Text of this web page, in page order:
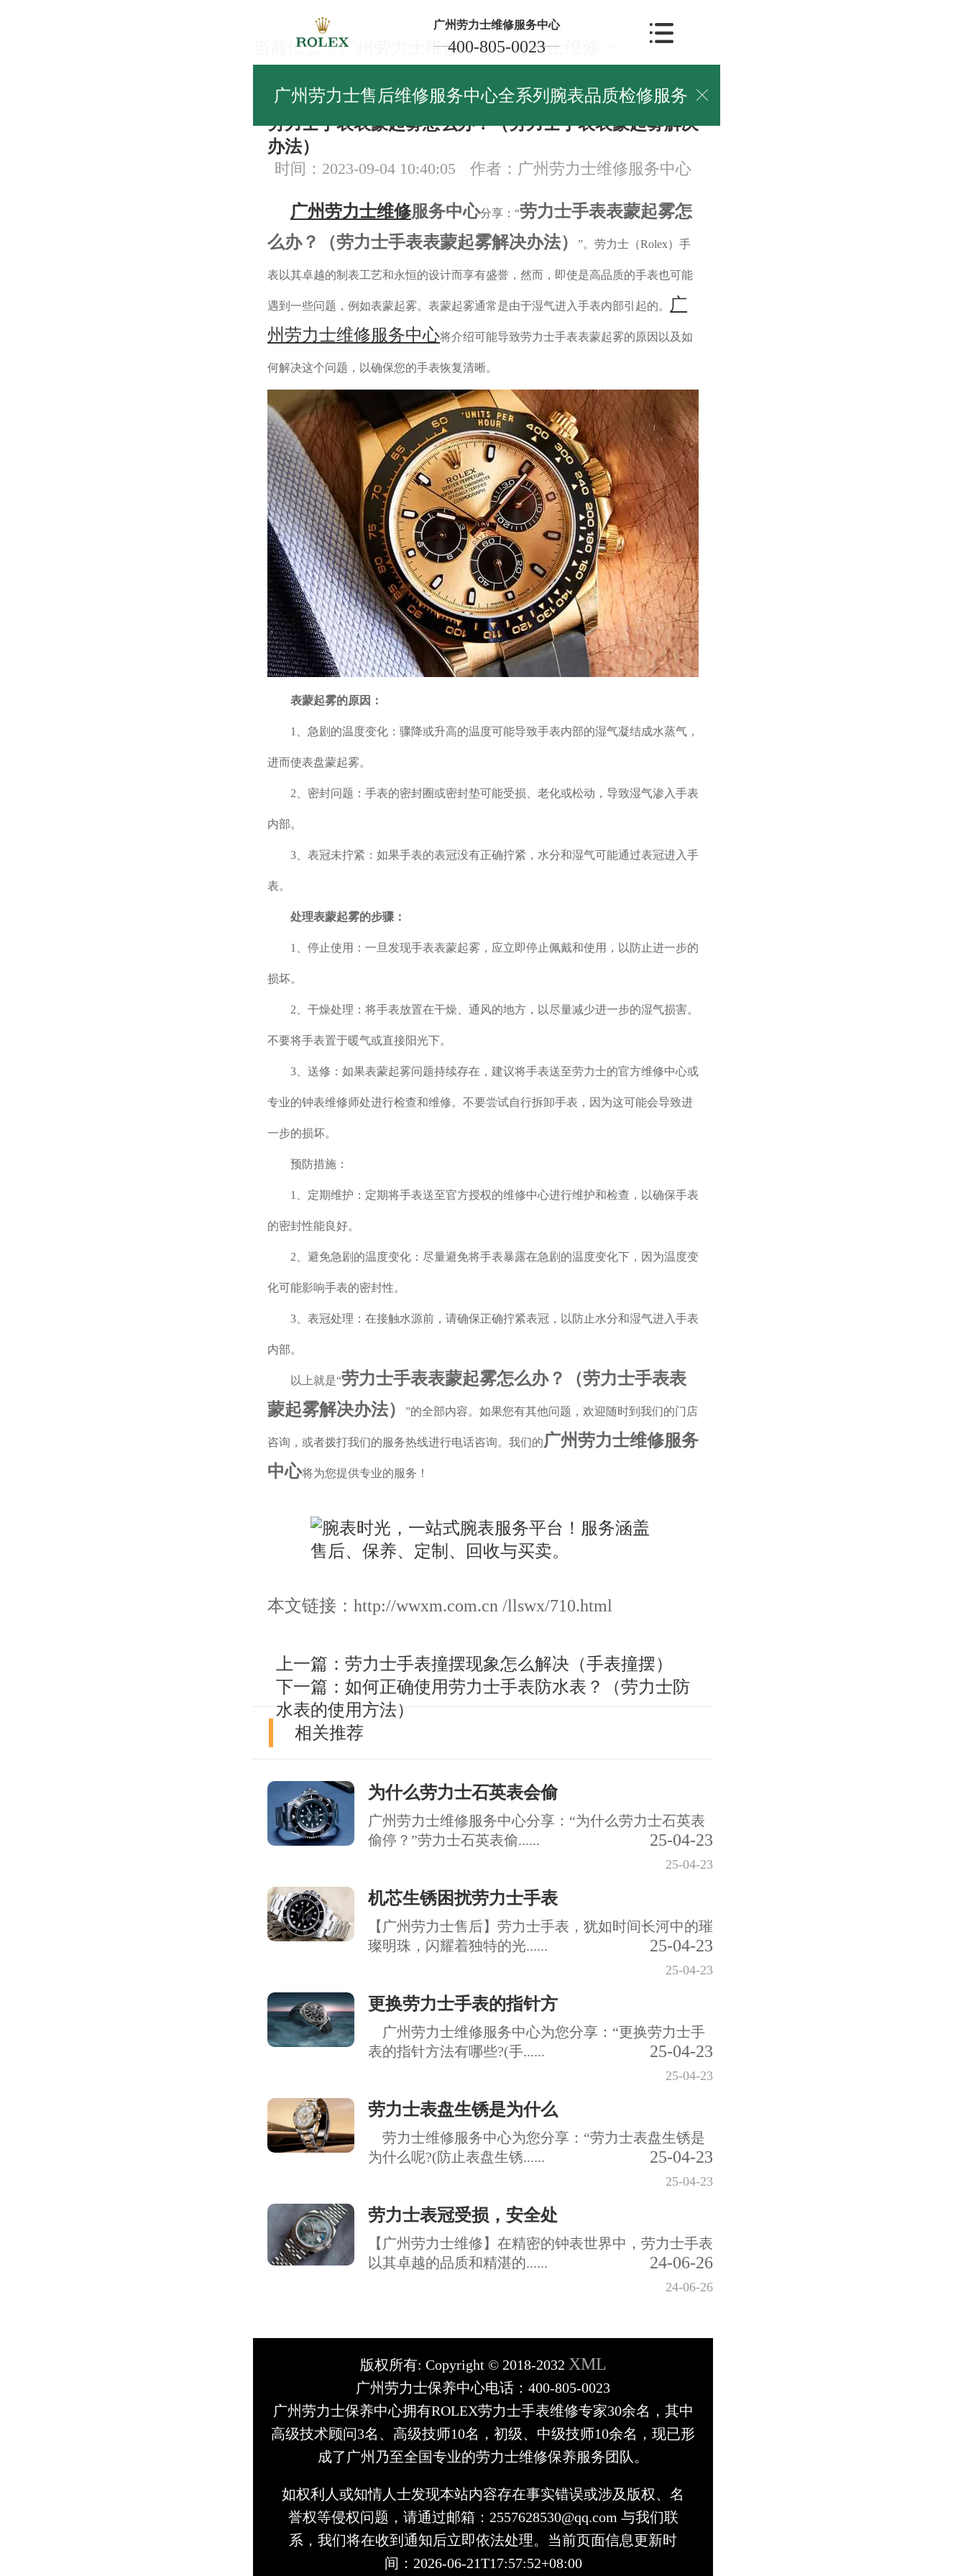
广州劳力士维修服务中心
400-805-0023
广州劳力士售后维修服务中心全系列腕表品质检修服务 
当前位置：广州劳力士维修中心>劳力士维修
劳力士维修
劳力士手表表蒙起雾怎么办？（劳力士手表表蒙起雾解决
办法）
时间：2023-09-04 10:40:05 作者：广州劳力士维修服务中心
广州劳力士维修服务中心分享：“劳力士手表表蒙起雾怎
么办？（劳力士手表表蒙起雾解决办法）
”。劳力士（Rolex）手
表以其卓越的制表工艺和永恒的设计而享有盛誉，然而，即使是高品质的手表也可能
遇到一些问题，例如表蒙起雾。表蒙起雾通常是由于湿气进入手表内部引起的。
广
州劳力士维修服务中心将介绍可能导致劳力士手表表蒙起雾的原因以及如
何解决这个问题，以确保您的手表恢复清晰。
表蒙起雾的原因：
1、急剧的温度变化：骤降或升高的温度可能导致手表内部的湿气凝结成水蒸气，
进而使表盘蒙起雾。
2、密封问题：手表的密封圈或密封垫可能受损、老化或松动，导致湿气渗入手表
内部。
3、表冠未拧紧：如果手表的表冠没有正确拧紧，水分和湿气可能通过表冠进入手
表。
处理表蒙起雾的步骤：
1、停止使用：一旦发现手表表蒙起雾，应立即停止佩戴和使用，以防止进一步的
损坏。
2、干燥处理：将手表放置在干燥、通风的地方，以尽量减少进一步的湿气损害。
不要将手表置于暖气或直接阳光下。
3、送修：如果表蒙起雾问题持续存在，建议将手表送至劳力士的官方维修中心或
专业的钟表维修师处进行检查和维修。不要尝试自行拆卸手表，因为这可能会导致进
一步的损坏。
预防措施：
1、定期维护：定期将手表送至官方授权的维修中心进行维护和检查，以确保手表
的密封性能良好。
2、避免急剧的温度变化：尽量避免将手表暴露在急剧的温度变化下，因为温度变
化可能影响手表的密封性。
3、表冠处理：在接触水源前，请确保正确拧紧表冠，以防止水分和湿气进入手表
内部。
以上就是“劳力士手表表蒙起雾怎么办？（劳力士手表表
蒙起雾解决办法）
”的全部内容。如果您有其他问题，欢迎随时到我们的门店
咨询，或者拨打我们的服务热线进行电话咨询。我们的广州劳力士维修服务
中心将为您提供专业的服务！
本文链接：http://wwxm.com.cn /llswx/710.html
上一篇： 劳力士手表撞摆现象怎么解决（手表撞摆）
下一篇： 如何正确使用劳力士手表防水表？（劳力士防
水表的使用方法）
相关推荐
为什么劳力士石英表会偷
广州劳力士维修服务中心分享：“为什么劳力士石英表
偷停？”劳力士石英表偷......
25-04-23
25-04-23
机芯生锈困扰劳力士手表
【广州劳力士售后】劳力士手表，犹如时间长河中的璀
璨明珠，闪耀着独特的光......
25-04-23
25-04-23
更换劳力士手表的指针方
广州劳力士维修服务中心为您分享：“更换劳力士手
表的指针方法有哪些?(手......
25-04-23
25-04-23
劳力士表盘生锈是为什么
劳力士维修服务中心为您分享：“劳力士表盘生锈是
为什么呢?(防止表盘生锈......
25-04-23
25-04-23
劳力士表冠受损，安全处
【广州劳力士维修】在精密的钟表世界中，劳力士手表
以其卓越的品质和精湛的......
24-06-26
24-06-26
版权所有: Copyright © 2018-2032 XML
广州劳力士保养中心电话：400-805-0023
广州劳力士保养中心拥有ROLEX劳力士手表维修专家30余名，其中
高级技术顾问3名、高级技师10名，初级、中级技师10余名，现已形
成了广州乃至全国专业的劳力士维修保养服务团队。
如权利人或知情人士发现本站内容存在事实错误或涉及版权、名
誉权等侵权问题，请通过邮箱：2557628530@qq.com 与我们联
系，我们将在收到通知后立即依法处理。当前页面信息更新时
间：2026-06-21T17:57:52+08:00